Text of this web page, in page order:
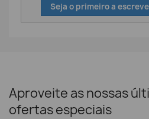
Seja o primeiro a
Aproveite as nossas
ofertas especiais